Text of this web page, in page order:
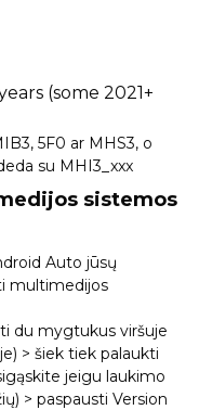
(some 2021+
5F0 ar MHS3, o
su MHI3_xxx
sistemos
Auto jūsų
multimedijos
du mygtukus viršuje
> šiek tiek palaukti
jeigu laukimo
> paspausti Version